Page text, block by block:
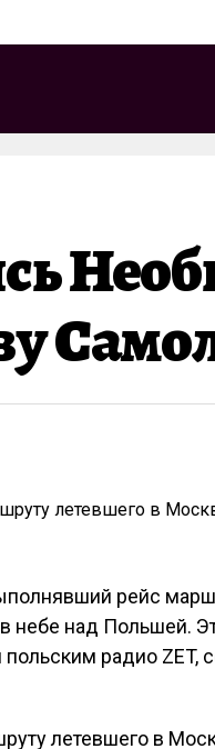
рейс
небе над Польшей.
радио ZET,